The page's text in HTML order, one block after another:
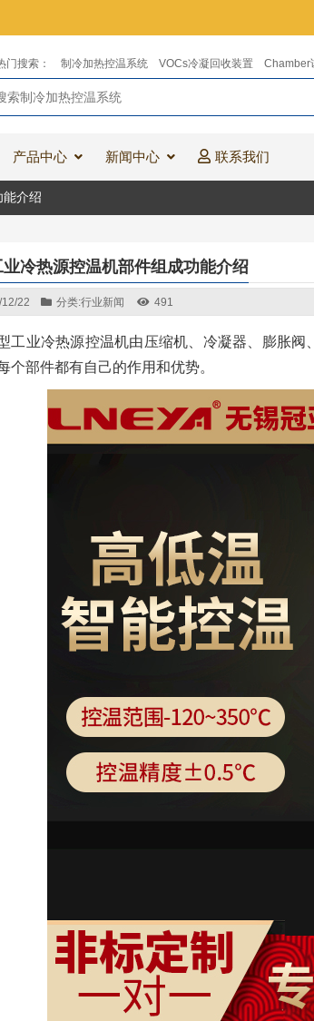
门搜索： 制冷加热控温系统 VOCs冷凝回收装置 Chamber
产品中心 新闻中心 联系我们
介绍
冷热源控温机部件组成功能介绍
22 分类:行业新闻 491
工业冷热源控温机由压缩机、冷凝器、膨胀
个部件都有自己的作用和优势。